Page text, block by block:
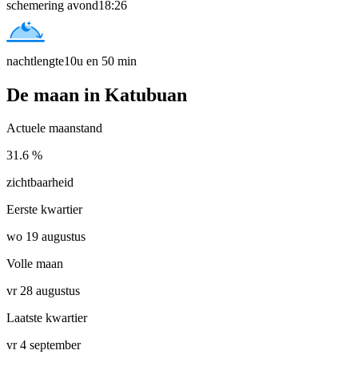
schemering avond18:26
nachtlengte10u en 50 min
De maan in Katubuan
Actuele maanstand
31.6 %
zichtbaarheid
Eerste kwartier
wo 19 augustus
Volle maan
vr 28 augustus
Laatste kwartier
vr 4 september